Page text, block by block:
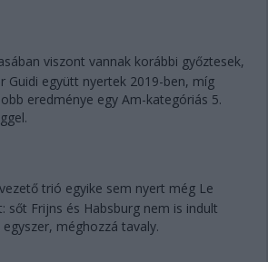
viszont vannak korábbi győztesek,
Guidi együtt nyertek 2019-ben, míg
eredménye egy Am-kategóriás 5.
trió egyike sem nyert még Le
sőt Frijns és Habsburg nem is indult
méghozzá tavaly.